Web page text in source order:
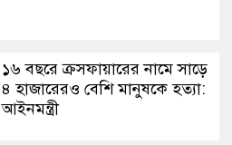
১৬ বছরে ক্রসফায়ারের নামে সাড়ে
৪ হাজারেরও বেশি মানুষকে হত্যা:
আইনমন্ত্রী